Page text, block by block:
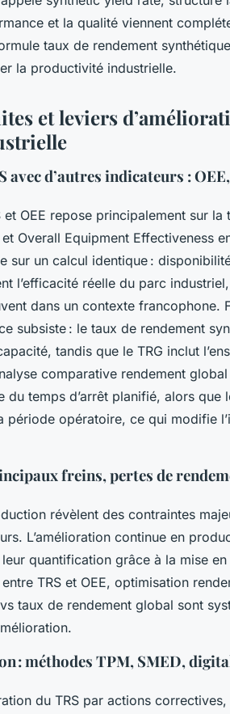
et la qualité viennent
taux de rendement
la productivité industrielle.
et leviers
avec d’autres indicateurs :
et OEE repose principalement sur
Overall Equipment Effectiveness
sur un calcul identique :
l’efficacité réelle du parc
dans un contexte francophone.
subsiste : le taux de rendement
tandis que le TRG inclut
comparative rendement
du temps d’arrêt planifié, alors que
période opératoire, ce qui modifie
freins, pertes de
révèlent des contraintes
L’amélioration continue en
quantification grâce à la mise
TRS et OEE, optimisation
taux de rendement global sont
: méthodes TPM, SMED,
du TRS par actions